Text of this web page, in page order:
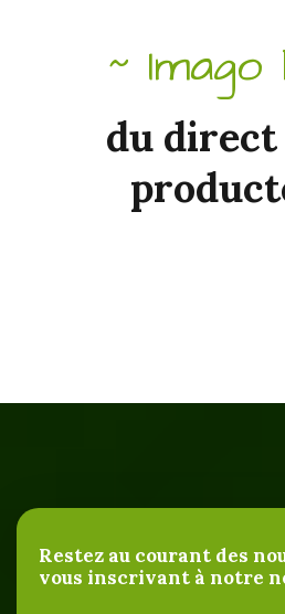
~ Imago
du direct
Restez au courant des
vous inscrivant à notre